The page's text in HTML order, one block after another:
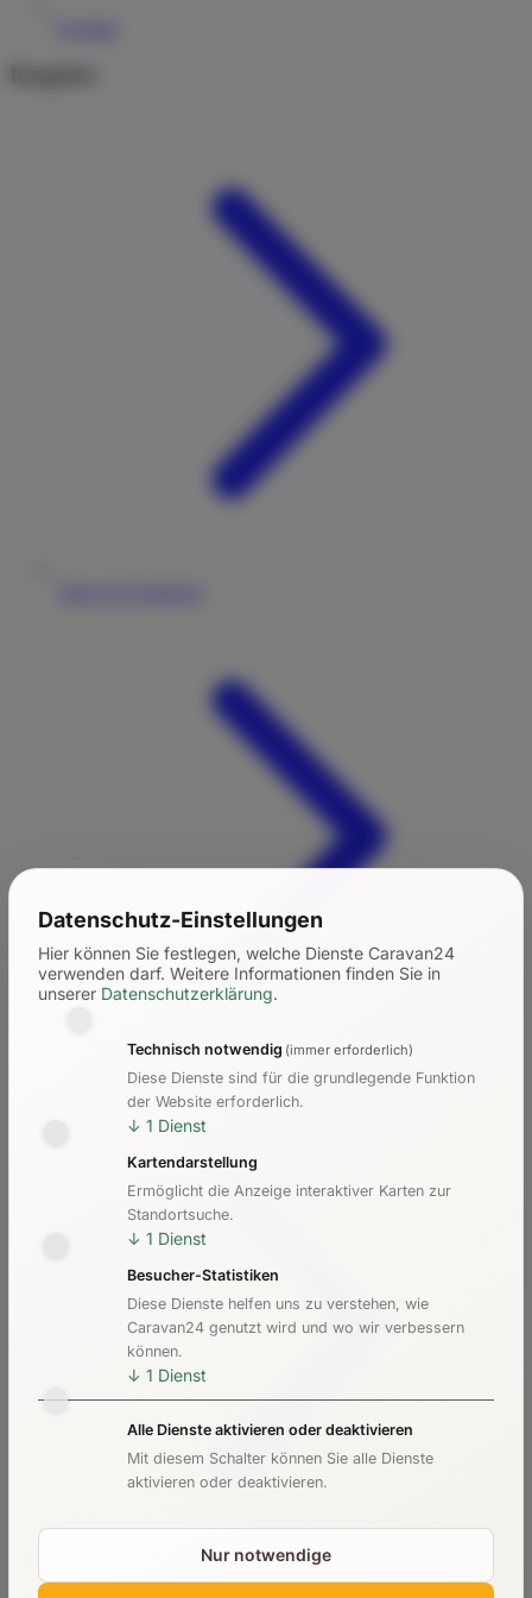
Kosten & Preise
Datenschutz-Einstellungen
Hier können Sie festlegen, welche Dienste Caravan24
verwenden darf. Weitere Informationen finden Sie in
unserer Datenschutzerklärung.
Technisch notwendig (immer erforderlich)
Diese Dienste sind für die grundlegende Funktion
der Website erforderlich.
↓ 1 Dienst
Kartendarstellung
Ermöglicht die Anzeige interaktiver Karten zur
Standortsuche.
↓ 1 Dienst
Besucher-Statistiken
Diese Dienste helfen uns zu verstehen, wie
Caravan24 genutzt wird und wo wir verbessern
können.
↓ 1 Dienst
Alle Dienste aktivieren oder deaktivieren
Mit diesem Schalter können Sie alle Dienste
aktivieren oder deaktivieren.
Nur notwendige